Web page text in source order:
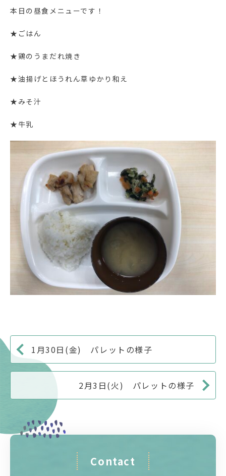
本日の昼食メニューです！
★ごはん
★鶏のうまだれ焼き
★油揚げとほうれん草ゆかり和え
★みそ汁
★牛乳
1月30日(金) パレットの様子
2月3日(火) パレットの様子
Contact